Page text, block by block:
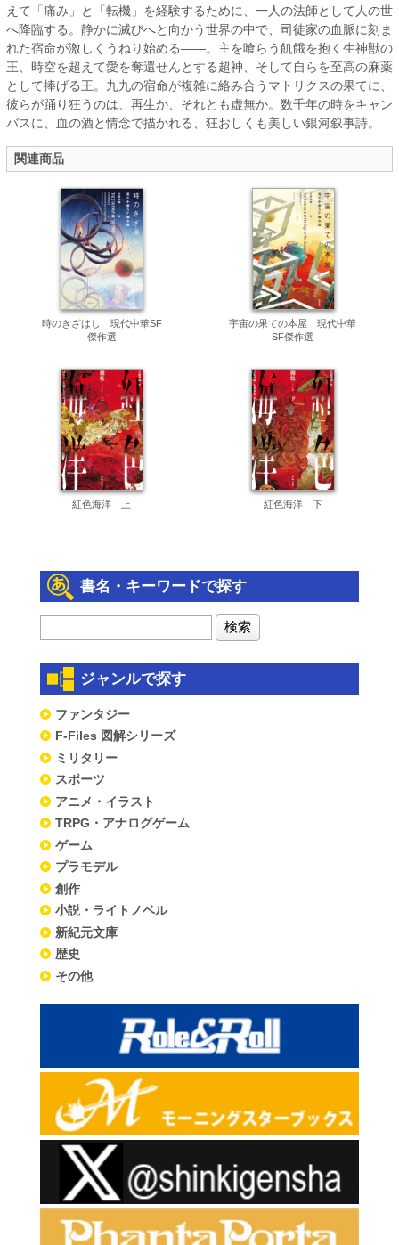
えて「痛み」と「転機」を経験するために、一人の法師として人の世
へ降臨する。静かに滅びへと向かう世界の中で、司徒家の血脈に刻ま
れた宿命が激しくうねり始める――。主を喰らう飢餓を抱く生神獣の
王、時空を超えて愛を奪還せんとする超神、そして自らを至高の麻薬
として捧げる王。九九の宿命が複雑に絡み合うマトリクスの果てに、
彼らが踊り狂うのは、再生か、それとも虚無か。数千年の時をキャン
バスに、血の酒と情念で描かれる、狂おしくも美しい銀河叙事詩。
関連商品
時のきざはし 現代中華SF
傑作選
宇宙の果ての本屋 現代中華
SF傑作選
紅色海洋 上 紅色海洋 下
書名・キーワードで探す
ジャンルで探す
ファンタジー
F-Files 図解シリーズ
ミリタリー
スポーツ
アニメ・イラスト
TRPG・アナログゲーム
ゲーム
プラモデル
創作
小説・ライトノベル
新紀元文庫
歴史
その他